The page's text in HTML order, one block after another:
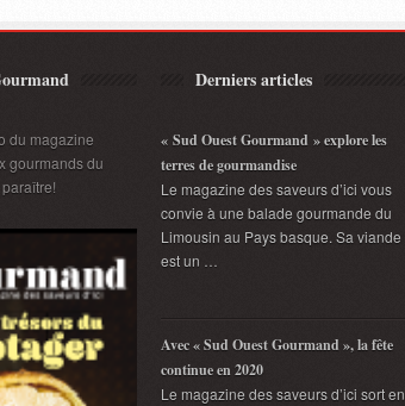
du magazine
gourmands du
Derniers articles
« Sud Ouest Gourmand » explore les
terres de gourmandise
Le magazine des saveurs d’ici vous
convie à une balade gourmande du
Limousin au Pays basque. Sa viande
est un …
Avec « Sud Ouest Gourmand », la fête
continue en 2020
Le magazine des saveurs d’ici sort en